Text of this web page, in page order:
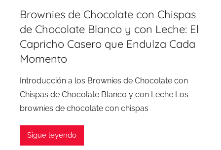
Brownies de Chocolate con Chispas
de Chocolate Blanco y con Leche: El
Capricho Casero que Endulza Cada
Momento
Introducción a los Brownies de Chocolate con
Chispas de Chocolate Blanco y con Leche Los
brownies de chocolate con chispas
Sigue leyendo